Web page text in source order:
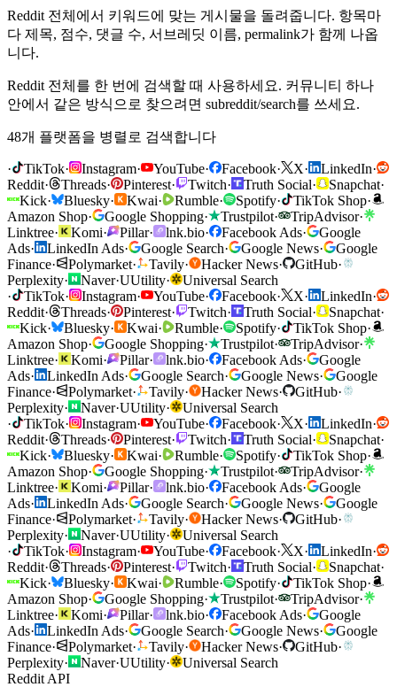
Reddit 전체에서 키워드에 맞는 게시물을 돌려줍니다. 항목마
다 제목, 점수, 댓글 수, 서브레딧 이름, permalink가 함께 나옵
니다.
Reddit 전체를 한 번에 검색할 때 사용하세요. 커뮤니티 하나
안에서 같은 방식으로 찾으려면 subreddit/search를 쓰세요.
48개 플랫폼을 병렬로 검색합니다
· TikTok· Instagram· YouTube· Facebook· X· LinkedIn·
Reddit· Threads· Pinterest· Twitch· Truth Social· Snapchat·
Kick· Bluesky· Kwai· Rumble· Spotify· TikTok Shop·
Amazon Shop· Google Shopping· Trustpilot· TripAdvisor·
Linktree· Komi· Pillar· lnk.bio· Facebook Ads·
Google
Ads· LinkedIn Ads· Google Search· Google News·
Google
Finance· Polymarket· Tavily· Hacker News· GitHub·
Perplexity· Naver·UUtility·
Universal Search
·
TikTok· Instagram· YouTube· Facebook· X· LinkedIn·
Reddit· Threads· Pinterest· Twitch· Truth Social· Snapchat·
Kick· Bluesky· Kwai· Rumble· Spotify· TikTok Shop·
Amazon Shop· Google Shopping· Trustpilot· TripAdvisor·
Linktree· Komi· Pillar· lnk.bio· Facebook Ads·
Google
Ads· LinkedIn Ads· Google Search· Google News·
Google
Finance· Polymarket· Tavily· Hacker News· GitHub·
Perplexity· Naver·UUtility·
Universal Search
·
TikTok· Instagram· YouTube· Facebook· X· LinkedIn·
Reddit· Threads· Pinterest· Twitch· Truth Social· Snapchat·
Kick· Bluesky· Kwai· Rumble· Spotify· TikTok Shop·
Amazon Shop· Google Shopping· Trustpilot· TripAdvisor·
Linktree· Komi· Pillar· lnk.bio· Facebook Ads·
Google
Ads· LinkedIn Ads· Google Search· Google News·
Google
Finance· Polymarket· Tavily· Hacker News· GitHub·
Perplexity· Naver·UUtility·
Universal Search
·
TikTok· Instagram· YouTube· Facebook· X· LinkedIn·
Reddit· Threads· Pinterest· Twitch· Truth Social· Snapchat·
Kick· Bluesky· Kwai· Rumble· Spotify· TikTok Shop·
Amazon Shop· Google Shopping· Trustpilot· TripAdvisor·
Linktree· Komi· Pillar· lnk.bio· Facebook Ads·
Google
Ads· LinkedIn Ads· Google Search· Google News·
Google
Finance· Polymarket· Tavily· Hacker News· GitHub·
Perplexity· Naver·UUtility·
Universal Search
Reddit API